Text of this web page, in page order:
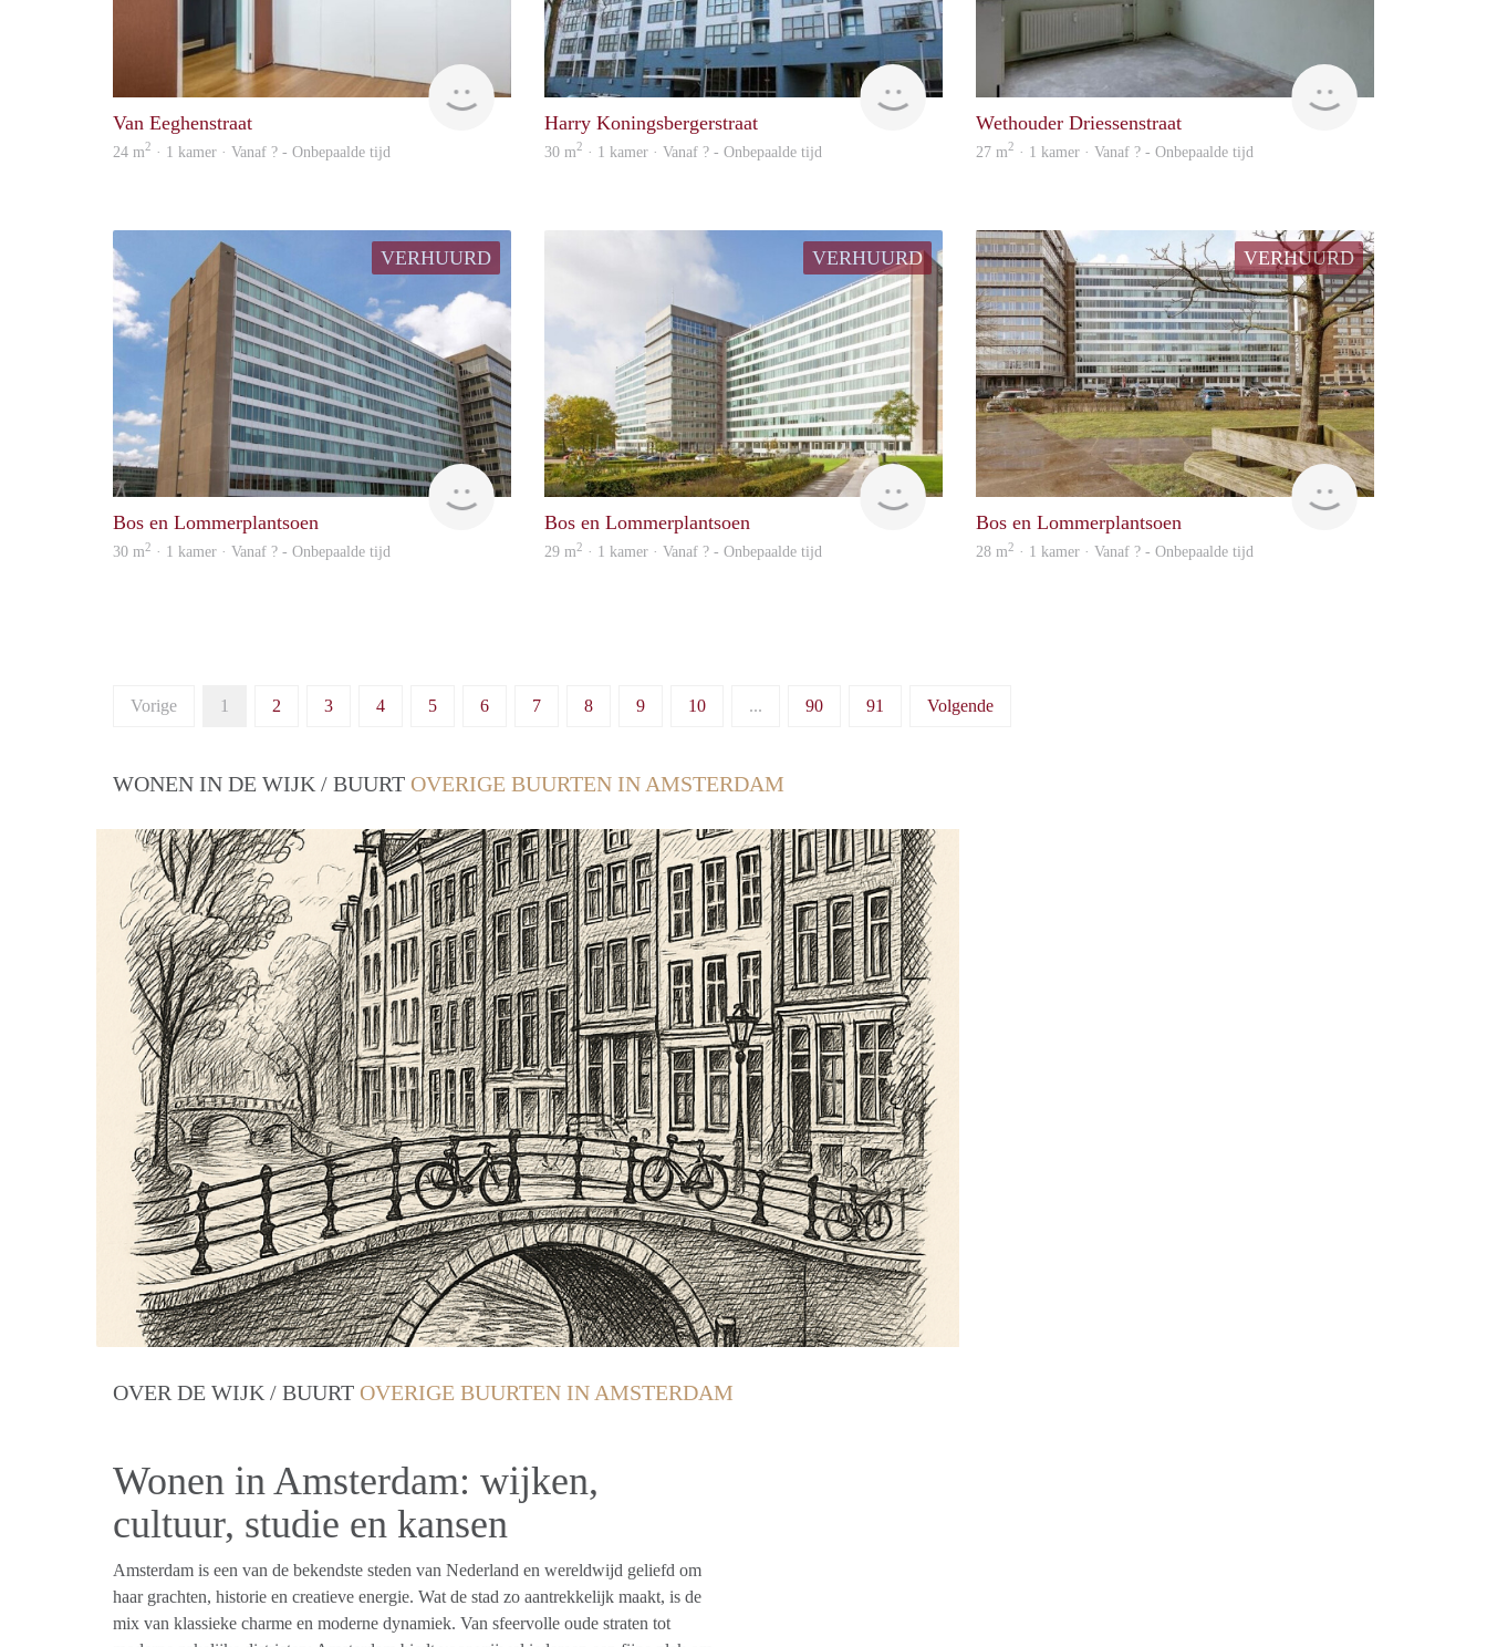
Van Eeghenstraat
24 m2 · 1 kamer · Vanaf ? - Onbepaalde tijd
Woning
Harry Koningsbergerstraat
30 m2 · 1 kamer · Vanaf ? - Onbepaalde tijd
Wethouder Driessenstraat
27 m2 · 1 kamer · Vanaf ? - Onbepaalde tijd
VERHUURD
Woning
Bos en Lommerplantsoen
30 m2 · 1 kamer · Vanaf ? - Onbepaalde tijd
VERHUURD
Woning
Bos en Lommerplantsoen
29 m2 · 1 kamer · Vanaf ? - Onbepaalde tijd
VERHUURD
Woning
Bos en Lommerplantsoen
28 m2 · 1 kamer · Vanaf ? - Onbepaalde tijd
Vorige 1 2 3 4 5 6 7 8 9 10 ... 90 91 Volgende
WONEN IN DE WIJK / BUURT OVERIGE BUURTEN IN AMSTERDAM
OVER DE WIJK / BUURT OVERIGE BUURTEN IN AMSTERDAM
Wonen in Amsterdam: wijken,
cultuur, studie en kansen
Amsterdam is een van de bekendste steden van Nederland en wereldwijd geliefd om
haar grachten, historie en creatieve energie. Wat de stad zo aantrekkelijk maakt, is de
mix van klassieke charme en moderne dynamiek. Van sfeervolle oude straten tot